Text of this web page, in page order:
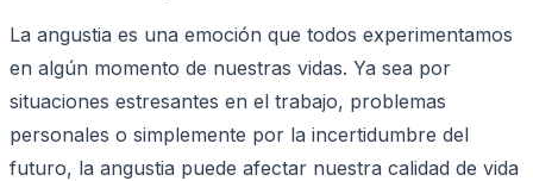
La angustia es una emoción que todos experimentamos
en algún momento de nuestras vidas. Ya sea por
situaciones estresantes en el trabajo, problemas
personales o simplemente por la incertidumbre del
futuro, la angustia puede afectar nuestra calidad de vida